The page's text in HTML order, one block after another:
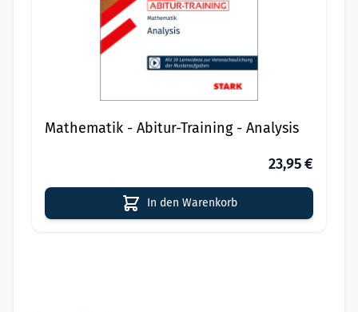
Mathematik - Abitur-Training - Analysis
23,95 €
In den Warenkorb